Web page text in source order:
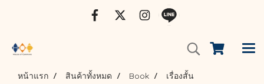
หน้าแรก สินค้าทั้งหมด Book
เรื่องสั้น